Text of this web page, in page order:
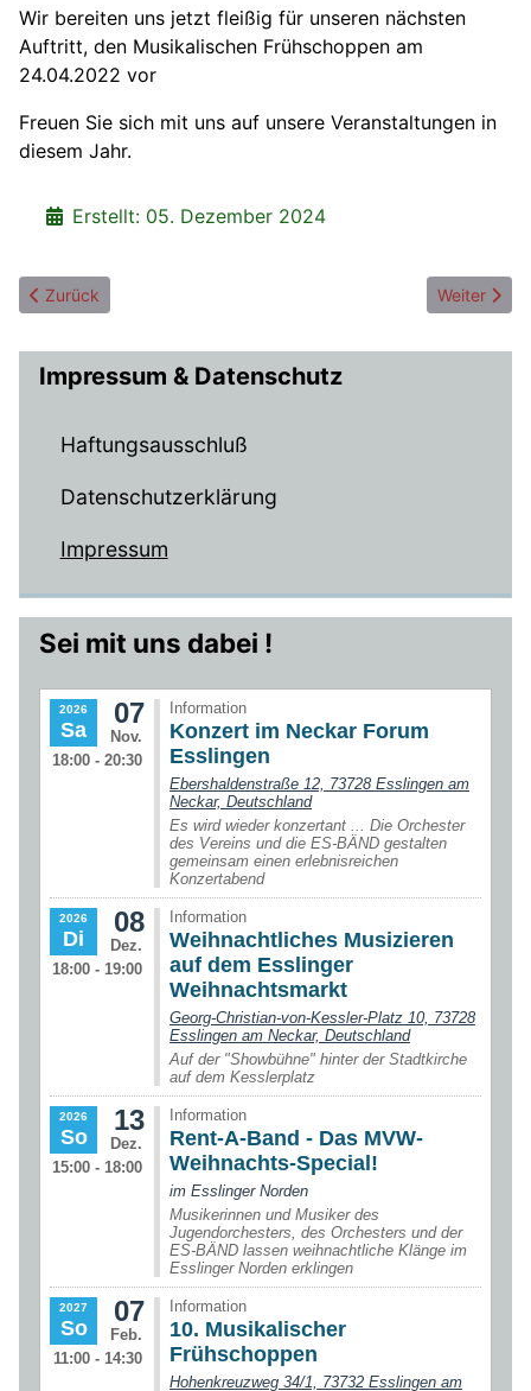
Wir bereiten uns jetzt fleißig für unseren nächsten
Auftritt, den Musikalischen Frühschoppen am
24.04.2022 vor
Freuen Sie sich mit uns auf unsere Veranstaltungen in
diesem Jahr.
DetailsErstellt: 05. Dezember 2024
Vorheriger Beitrag: Wir sind Ehrenbürger!!
Zurück Nächster
Weiter
Impressum & Datenschutz
Haftungsausschluß
Datenschutzerklärung
Impressum
Sei mit uns dabei !